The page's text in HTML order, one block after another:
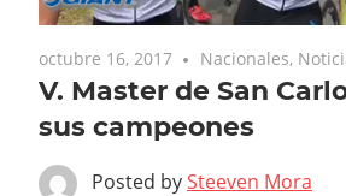
octubre 16, 2017 Nacionales,
V. Master de San
sus campeones
Posted bySteeven Mora